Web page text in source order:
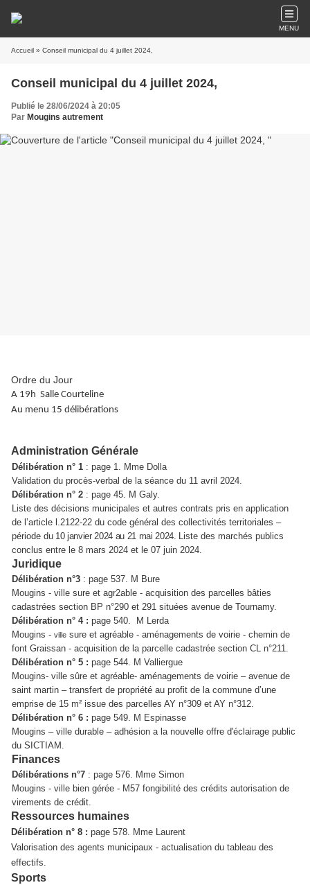
MENU
Accueil » Conseil municipal du 4 juillet 2024,
Conseil municipal du 4 juillet 2024,
Publié le 28/06/2024 à 20:05
Par Mougins autrement
Ordre du Jour
A 19h Salle Courteline
Au menu 15 délibérations
Administration Générale
Délibération n° 1 : page 1. Mme Dolla
Validation du procès-verbal de la séance du 11 avril 2024.
Délibération n° 2 : page 45. M Galy.
Liste des décisions municipales et autres contrats pris en application
de l’article l.2122-22 du code général des collectivités territoriales –
période du 10 janvier 2024 au 21 mai 2024. Liste des marchés publics
conclus entre le 8 mars 2024 et le 07 juin 2024.
Juridique
Délibération n°3 : page 537. M Bure
Mougins - ville sure et agr2able - acquisition des parcelles bâties
cadastrées section BP n°290 et 291 situées avenue de Tournamy.
Délibération n° 4 : page 540.
M Lerda
Mougins - ville sure et agréable - aménagements de voirie - chemin de
font Graissan - acquisition de la parcelle cadastrée section CL n°211.
Délibération n° 5 : page 544. M Valliergue
Mougins- ville sûre et agréable- aménagements de voirie – avenue de
saint martin – transfert de propriété au profit de la commune d’une
emprise de 15 m² issue des parcelles AY n°309 et AY n°312.
Délibération n° 6 : page 549. M Espinasse
Mougins – ville durable – adhésion a la nouvelle offre d'éclairage public
du SICTIAM.
Finances
Délibérations n°7 : page 576. Mme Simon
Mougins - ville bien gérée - M57 fongibilité des crédits autorisation de
virements de crédit.
Ressources humaines
Délibération n° 8 : page 578. Mme Laurent
Valorisation des agents municipaux - actualisation du tableau des
effectifs.
Sports